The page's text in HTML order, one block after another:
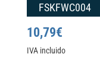
FSKFWC004
10,79€
IVA incluido